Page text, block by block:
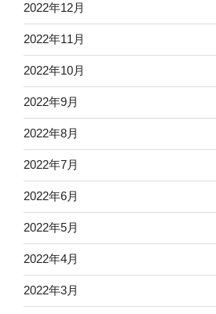
2022年12月
2022年11月
2022年10月
2022年9月
2022年8月
2022年7月
2022年6月
2022年5月
2022年4月
2022年3月